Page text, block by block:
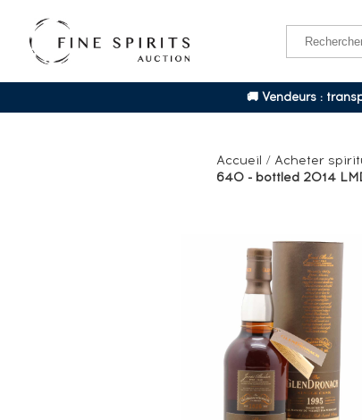
🚚 Vendeurs :
Accueil / Acheter
640 - bottled 2014